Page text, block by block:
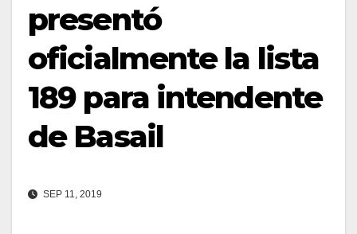
presentó
oficialmente la lista
189 para intendente
de Basail
SEP 11, 2019